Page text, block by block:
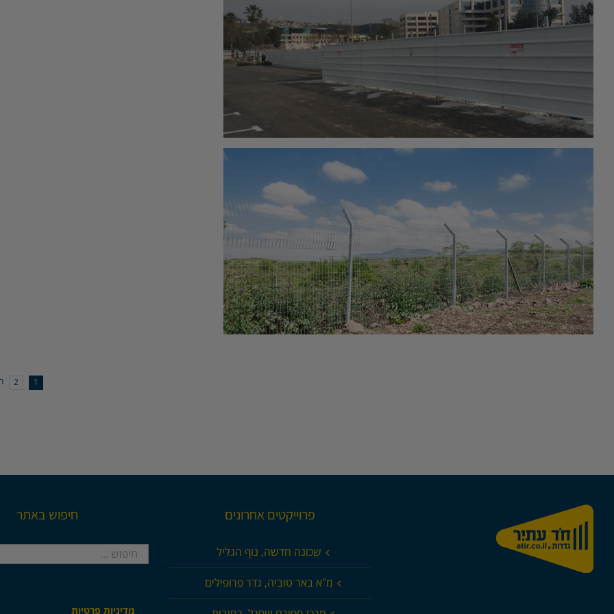
1
2
פרוייקטים אחרונים
שכונה חדשה, נוף הגליל
מ"א באר טוביה, גדר פרופילים
חיפוש באתר
חיפוש...
מדיניות פרטיות